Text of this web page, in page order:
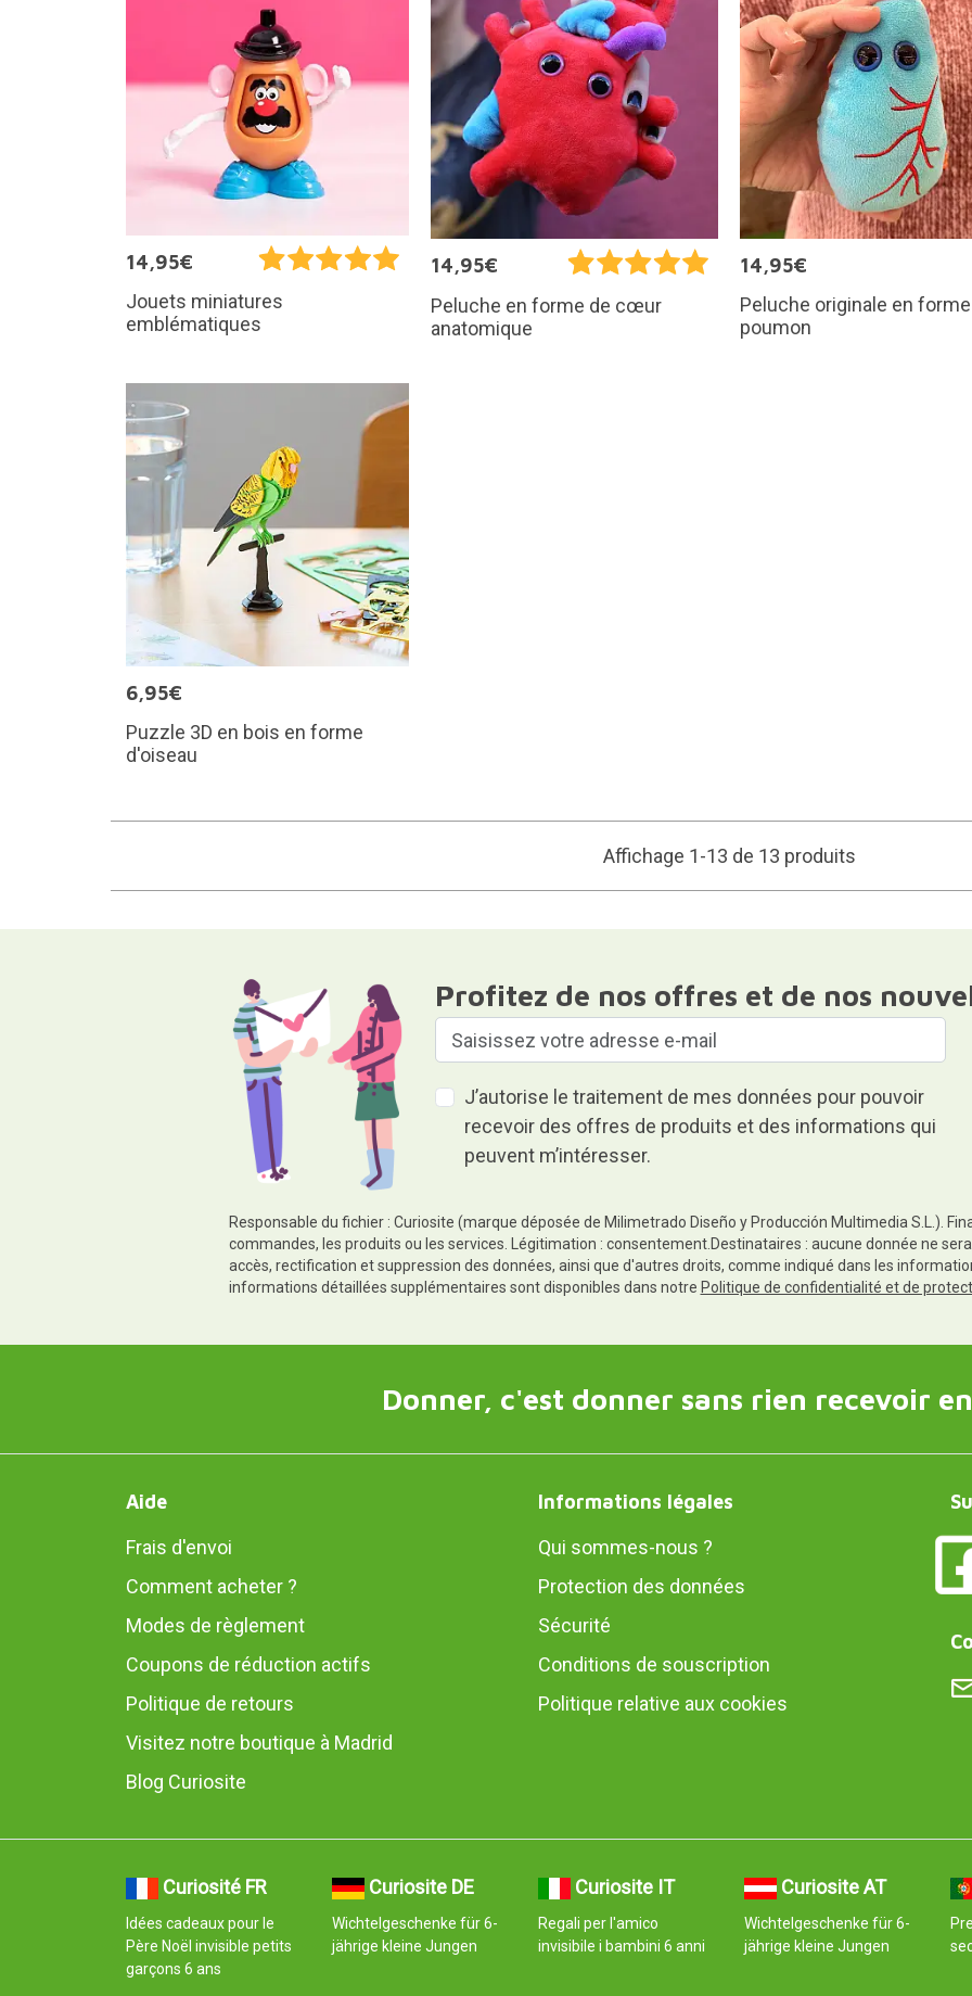
14,95€
Jouets miniatures
emblématiques
14,95€
Peluche en forme de cœur
anatomique
14,95€
Peluche originale en
poumon
6,95€
Puzzle 3D en bois en forme
d'oiseau
Affichage 1-13 de 13 produits
Profitez de nos offres et de nos
J’autorise le traitement de mes données pour pouvoir
recevoir des offres de produits et des informations qui
peuvent m’intéresser.
Responsable du fichier : Curiosite (marque déposée de Milimetrado Diseño y Producción Multimedia S.L.).
commandes, les produits ou les services. Légitimation : consentement.Destinataires : aucune donnée ne
accès, rectification et suppression des données, ainsi que d'autres droits, comme indiqué dans les
informations détaillées supplémentaires sont disponibles dans notre Politique de confidentialité et de
Donner, c'est donner sans rien recevoir
Aide
Frais d'envoi
Comment acheter ?
Modes de règlement
Coupons de réduction actifs
Politique de retours
Visitez notre boutique à Madrid
Blog Curiosite
Informations légales
Qui sommes-nous ?
Protection des données
Sécurité
Conditions de souscription
Politique relative aux cookies
Curiosité FR
Idées cadeaux pour le
Père Noël invisible petits
garçons 6 ans
Curiosite DE
Wichtelgeschenke für 6-
jährige kleine Jungen
Curiosite IT
Regali per l'amico
invisibile i bambini 6 anni
Curiosite AT
Wichtelgeschenke für 6-
jährige kleine Jungen